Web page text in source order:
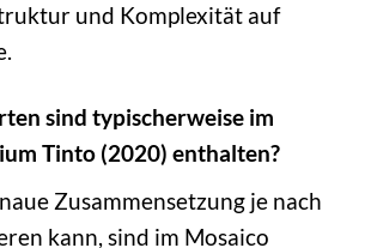
und Komplexität auf
sind typischerweise im
Tinto (2020) enthalten?
Zusammensetzung je nach
kann, sind im Mosaico